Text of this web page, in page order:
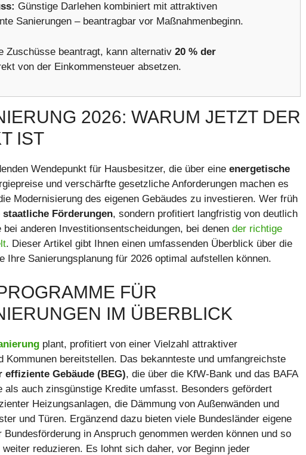
Günstige Darlehen kombiniert mit attraktiven
Sanierungen – beantragbar vor Maßnahmenbeginn.
Zuschüsse beantragt, kann alternativ20 % der
von der Einkommensteuer absetzen.
2026: WARUM JETZT DER
IST
Wendepunkt für Hausbesitzer, die über eine energetische
und verschärfte gesetzliche Anforderungen machen es
Modernisierung des eigenen Gebäudes zu investieren. Wer früh
staatliche Förderungen, sondern profitiert langfristig von deutlich
anderen Investitionsentscheidungen, bei denen der richtige
. Dieser Artikel gibt Ihnen einen umfassenden Überblick über die
Ihre Sanierungsplanung für 2026 optimal aufstellen können.
FÜR
IM ÜBERBLICK
plant, profitiert von einer Vielzahl attraktiver
Kommunen bereitstellen. Das bekannteste und umfangreichste
Gebäude (BEG), die über die KfW-Bank und das BAFA
auch zinsgünstige Kredite umfasst. Besonders gefördert
Heizungsanlagen, die Dämmung von Außenwänden und
und Türen. Ergänzend dazu bieten viele Bundesländer eigene
in Anspruch genommen werden können und so
reduzieren. Es lohnt sich daher, vor Beginn jeder